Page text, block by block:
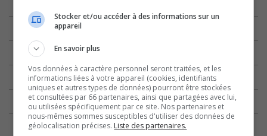
Stocker et/ou accéder à des informations sur un
appareil
En savoir plus
Vos données à caractère personnel seront traitées, et les
informations liées à votre appareil (cookies, identifiants
uniques et autres types de données) pourront être stockées
et consultées par 66 partenaires, ainsi que partagées avec lui,
ou utilisées spécifiquement par ce site. Nos partenaires et
nous-mêmes sommes susceptibles d'utiliser des données de
géolocalisation précises. Liste des partenaires.